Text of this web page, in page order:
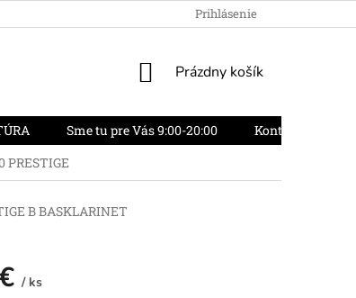
REKLAMAČNÝ
Prihlásenie
NÁKUPNÝ
Prázdny košík
Sme tu pre Vás 9:00-20:00 Kontakty
PRESTIGE
B BASKLARINET
/ ks